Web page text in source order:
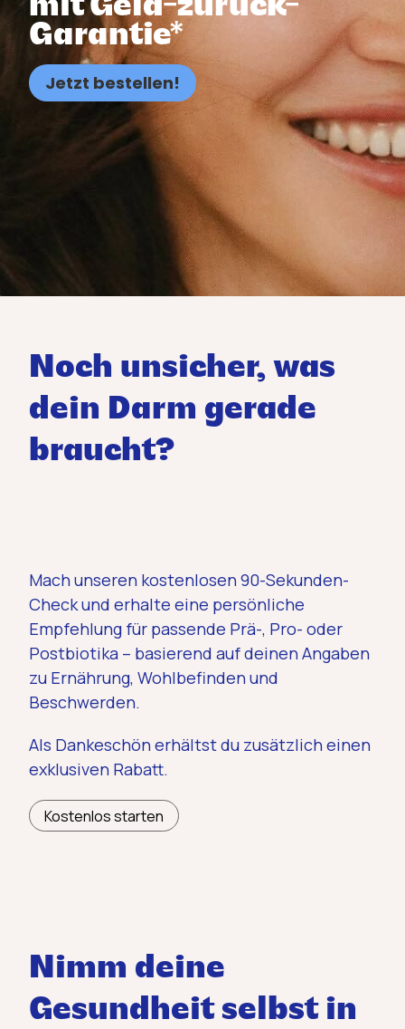
mit Geld-zurück-
Garantie*
Jetzt bestellen!
Noch unsicher, was
dein Darm gerade
braucht?
Mach unseren kostenlosen 90-Sekunden-
Check und erhalte eine persönliche
Empfehlung für passende Prä-, Pro- oder
Postbiotika – basierend auf deinen Angaben
zu Ernährung, Wohlbefinden und
Beschwerden.
Als Dankeschön erhältst du zusätzlich einen
exklusiven Rabatt.
Kostenlos starten
Nimm deine
Gesundheit selbst in